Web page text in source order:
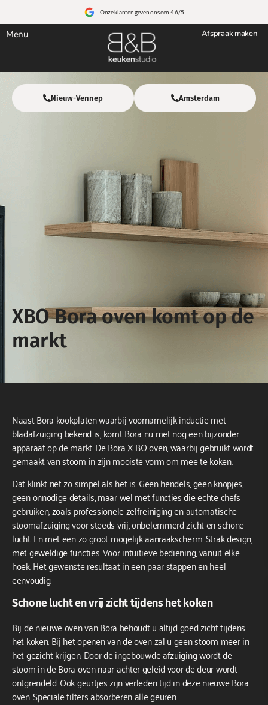
Onze klanten geven ons een 4.6/5
Menu Afspraak maken
Nieuw-Vennep Amsterdam
XBO Bora oven komt op de
markt
Naast Bora kookplaten waarbij voornamelijkinductie met
bladafzuiging bekend is, komt Bora nu met nog een bijzonder
apparaat op de markt. De Bora X BO oven, waarbij gebruikt wordt
gemaakt van stoom in zijn mooiste vorm om mee te koken.
Dat klinkt net zo simpel als het is. Geen hendels, geen knopjes,
geen onnodige details, maar wel met functies die echte chefs
gebruiken, zoals professionele zelfreiniging en automatische
stoomafzuiging voor steeds vrij, onbelemmerd zicht en schone
lucht. En met een zo groot mogelijk aanraakscherm. Strak design,
met geweldige functies. Voor intuïtieve bediening, vanuit elke
hoek. Het gewenste resultaat in een paar stappen en heel
eenvoudig.
Schone lucht en vrij zicht tijdens het koken
Bij de nieuwe oven vanBora behoudt u altijd goed zicht tijdens
het koken. Bij het openen van de oven zal u geen stoom meer in
het gezicht krijgen. Door de ingebouwde afzuiging wordt de
stoom in de Bora oven naar achter geleid voor de deur wordt
ontgrendeld. Ook geurtjes zijn verleden tijd in deze nieuwe Bora
oven. Speciale filters absorberen alle geuren.